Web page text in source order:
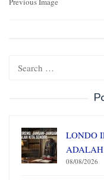
LONDO
08/08/2026